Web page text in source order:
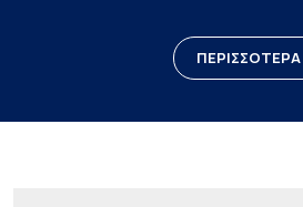
ΠΕΡΙΣΣΟΤΕΡΑ